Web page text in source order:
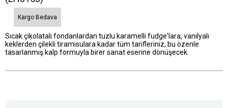
Kargo Bedava
Sıcak çikolatalı fondanlardan tuzlu karamelli fudge'lara, vanilyalı
keklerden çilekli tiramisulara kadar tüm tarifleriniz, bu özenle
tasarlanmış kalp formuyla birer sanat eserine dönüşecek.